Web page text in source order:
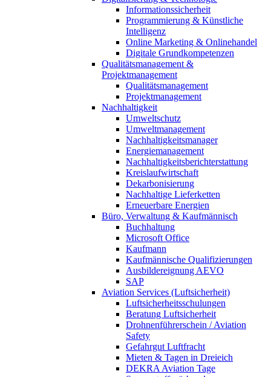
Informationssicherheit
Programmierung & Künstliche
Intelligenz
Online Marketing & Onlinehandel
Digitale Grundkompetenzen
Qualitätsmanagement &
Projektmanagement
Qualitätsmanagement
Projektmanagement
Nachhaltigkeit
Umweltschutz
Umweltmanagement
Nachhaltigkeitsmanager
Energiemanagement
Nachhaltigkeitsberichterstattung
Kreislaufwirtschaft
Dekarbonisierung
Nachhaltige Lieferketten
Erneuerbare Energien
Büro, Verwaltung & Kaufmännisch
Buchhaltung
Microsoft Office
Kaufmann
Kaufmännische Qualifizierungen
Ausbildereignung AEVO
SAP
Aviation Services (Luftsicherheit)
Luftsicherheitsschulungen
Beratung Luftsicherheit
Drohnenführerschein / Aviation
Safety
Gefahrgut Luftfracht
Mieten & Tagen in Dreieich
DEKRA Aviation Tage